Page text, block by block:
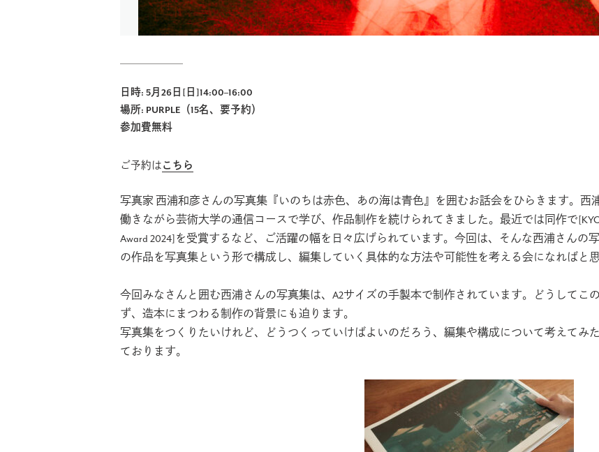
日時: 5月26日[日]14:00–16:00
場所: PURPLE（15名、要予約）
参加費無料
ご予約は こちら
写真家 西浦和彦さんの写真集『いのちは赤色、あの海は青色』を囲むお話会をひらきます。西
働きながら芸術大学の通信コースで学び、作品制作を続けられてきました。最近では同作で
Award 2024] を受賞するなど、
ご活躍の幅を日々広げられています。今回は、そんな西浦さんの
の作品を写真集という形で構成し、編集していく具体的な方法や可能性を考える会になればと思
今回みなさんと囲む西浦さんの写真集は、A2サイズの手製本で制作されています。どうしてこ
ず、造本にまつわる制作の背景にも迫ります。
写真集をつくりたいけれど、どうつくっていけばよいのだろう、編集や構成について考えてみ
ております。